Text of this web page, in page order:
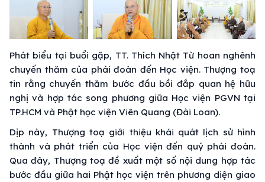
Phát biểu tại buổi gặp, TT. Thích Nhật Từ hoan nghênh
chuyến thăm của phái đoàn đến Học viện. Thượng toạ
tin rằng chuyến thăm bước đầu bồi đắp quan hệ hữu
nghị và hợp tác song phương giữa Học viện PGVN tại
TP.HCM và Phật học viện Viên Quang (Đài Loan).
Dịp này, Thượng toạ giới thiệu khái quát lịch sử hình
thành và phát triển của Học viện đến quý phái đoàn.
Qua đây, Thượng toạ đề xuất một số nội dung hợp tác
bước đầu giữa hai Phật học viện trên phương diện giao